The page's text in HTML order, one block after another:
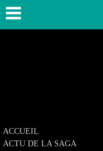
ACCUEIL
ACTU DE LA SAGA